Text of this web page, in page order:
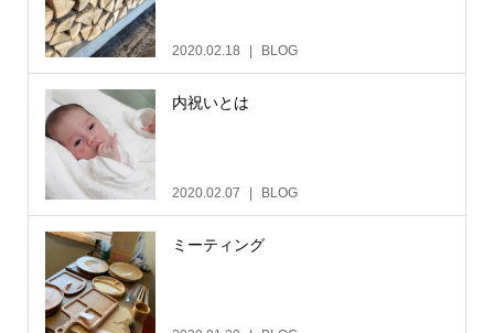
2020.02.18 BLOG
内祝いとは
2020.02.07 BLOG
ミーティング